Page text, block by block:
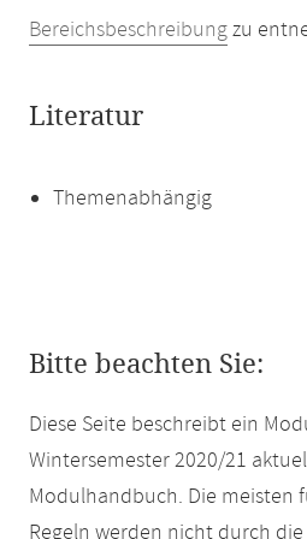
Bereichsbeschreibungzu
Literatur
Themenabhängig
Bitte beachten Sie:
Diese Seite beschreibt ein
Wintersemester 2020/21
Modulhandbuch. Die meisten
Regeln werden nicht durch